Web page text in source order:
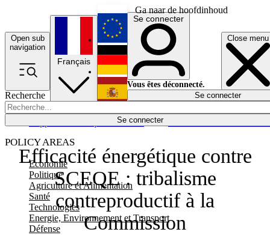
Ga naar de hoofdinhoud
Open sub
navigation
Close menu
Recherche
Se connecter
POLICY AREAS
Economie
Politique
Agriculture et Alimentation
Santé
Technologies
Energie, Environnement et Transport
Défense
Économie
Français
English
Deutsch
Español
Se connecter
Vous êtes déconnecté.
Se connecter
Efficacité énergétique contre
SCEQE : tribalisme
contreproductif à la
Commission